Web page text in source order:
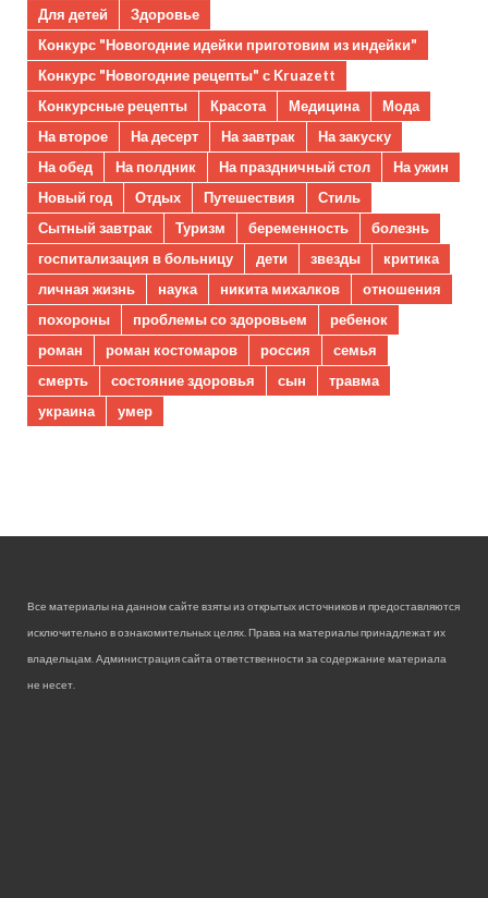
Для детей
Здоровье
Конкурс "Новогодние идейки приготовим из индейки"
Конкурс "Новогодние рецепты" с Kruazett
Конкурсные рецепты
Красота Медицина
Мода
На второе
На десерт На завтрак
На закуску
На обед
На полдник На праздничный стол
На ужин
Новый год
Отдых Путешествия
Стиль
Сытный завтрак
Туризм беременность
болезнь
госпитализация в больницу
дети звезды
критика
личная жизнь
наука никита михалков
отношения
похороны
проблемы со здоровьем
ребенок
роман
роман костомаров россия
семья
смерть
состояние здоровья сын
травма
украина
умер
Все материалы на данном сайте взяты из открытых источников и предоставляются
исключительно в ознакомительных целях. Права на материалы принадлежат их
владельцам. Администрация сайта ответственности за содержание материала
не несет.